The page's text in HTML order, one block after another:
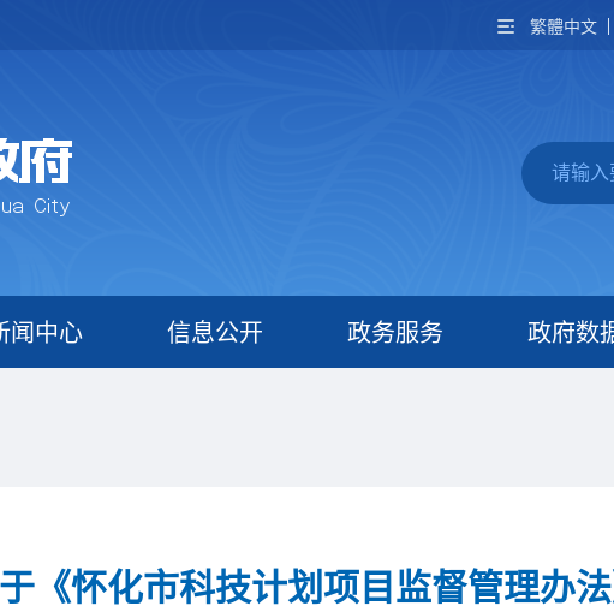
繁體中文
闻中心 信息公开 政务服务 政府数
《怀化市科技计划项目监督管理办